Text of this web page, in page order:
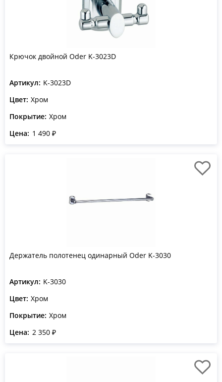
Крючок двойной Oder K-3023D
Артикул: K-3023D
Цвет: Хром
Покрытие: Хром
Цена: 1 490 ₽
Держатель полотенец одинарный Oder K-3030
Артикул: K-3030
Цвет: Хром
Покрытие: Хром
Цена: 2 350 ₽